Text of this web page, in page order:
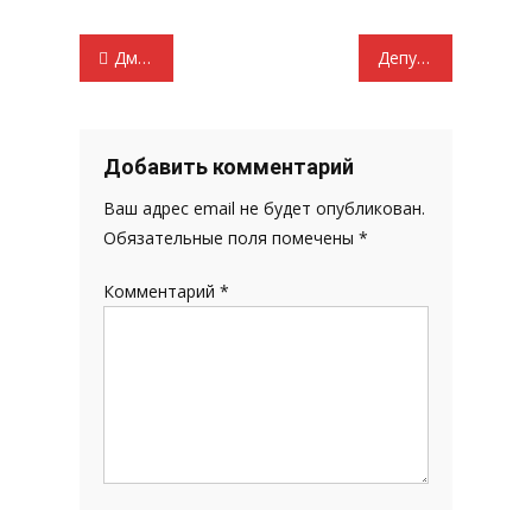
Навигация
записям
Дмитрий Кузякин: «Почему не горит вечный огонь в Больших Березниках?» Депутат Госдумы РФ Д.В. Кузякин голосовал против углеродного налога
Добавить комментарий
Ваш адрес email не будет опубликован.
Обязательные поля помечены*
Комментарий*